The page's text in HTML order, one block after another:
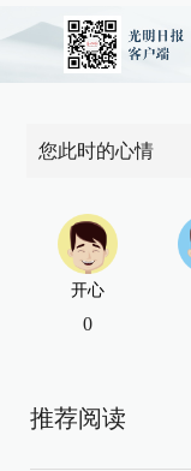
您此时的心情
开心
0
推荐阅读